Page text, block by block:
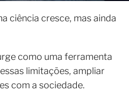
ciência cresce, mas ainda
como uma ferramenta
limitações, ampliar
com a sociedade.